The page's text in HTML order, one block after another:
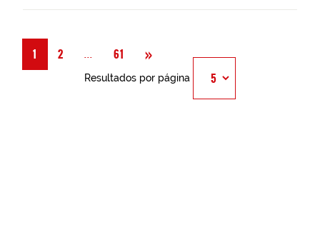
1 2 Página
... 61 » Siguiente
Resultados por página